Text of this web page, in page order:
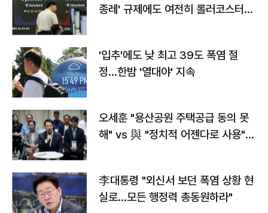
종레' 규제에도 여전히 롤러코스터
'입추'에도 낮 최고 39도 폭염 절
정…한밤 '열대야' 지속
오세훈 "용산공원 주택공급 동의 못
해" vs 與 "정치적 어젠다로 사용"
李대통령 "외신서 보던 폭염 상황 현
실로…모든 행정력 총동원하라"